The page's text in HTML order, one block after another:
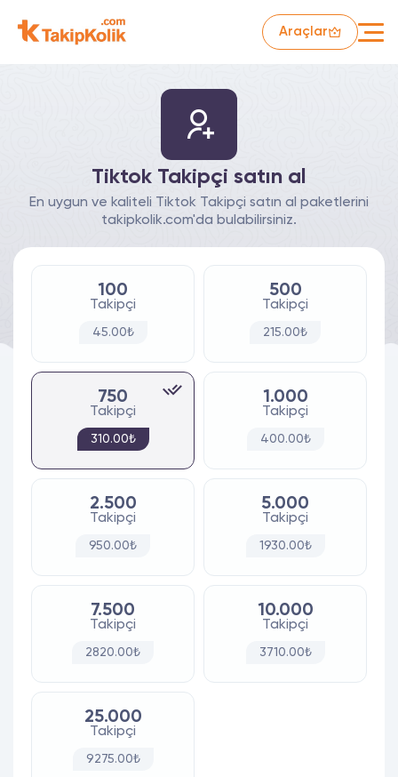
Araçlar
Tiktok Takipçi satın al
En uygun ve kaliteli Tiktok Takipçi satın al paketlerini
takipkolik.com'da bulabilirsiniz.
100
Takipçi
45.00₺
500
Takipçi
215.00₺
750
Takipçi
310.00₺
1.000
Takipçi
400.00₺
2.500
Takipçi
950.00₺
5.000
Takipçi
1930.00₺
7.500
Takipçi
2820.00₺
10.000
Takipçi
3710.00₺
25.000
Takipçi
9275.00₺